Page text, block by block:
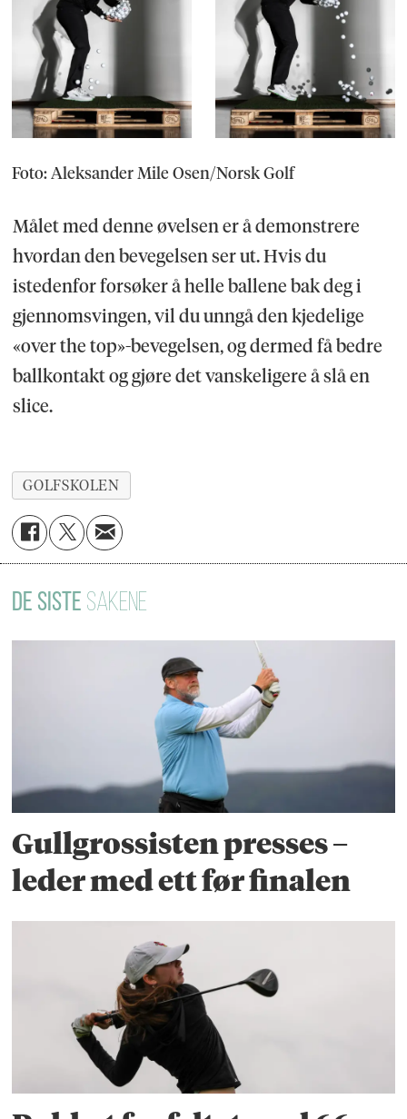
Foto: Aleksander Mile Osen/Norsk Golf
Målet med denne øvelsen er å demonstrere
hvordan den bevegelsen ser ut. Hvis du
istedenfor forsøker å helle ballene bak deg i
gjennomsvingen, vil du unngå den kjedelige
«over the top»-bevegelsen, og dermed få bedre
ballkontakt og gjøre det vanskeligere å slå en
slice.
GOLFSKOLEN
DE SISTE SAKENE
Gullgrossisten presses –
leder med ett før finalen